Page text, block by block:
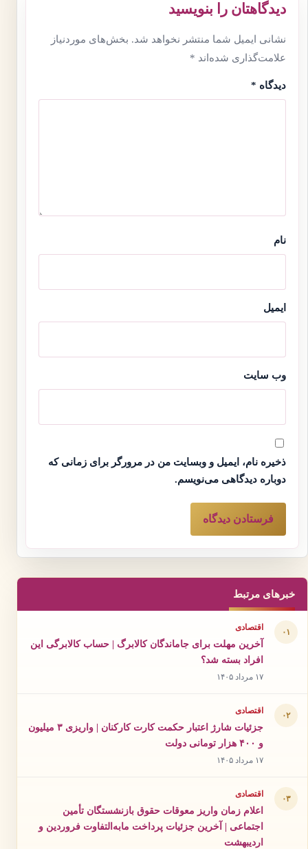
دیدگاهتان را بنویسید
نشانی ایمیل شما منتشر نخواهد شد. بخش‌های موردنیاز
علامت‌گذاری شده‌اند *
دیدگاه *
نام
ایمیل
وب‌ سایت
ذخیره نام، ایمیل و وبسایت من در مرورگر برای زمانی که
دوباره دیدگاهی می‌نویسم.
خبرهای مرتبط
۰۱ اقتصادی
آخرین مهلت برای جاماندگان کالابرگ | حساب کالابرگی این
افراد بسته شد؟
۱۷ مرداد ۱۴۰۵
۰۲ اقتصادی
جزئیات شارژ اعتبار حکمت کارت کارکنان | واریزی ۳ میلیون
و ۴۰۰ هزار تومانی دولت
۱۷ مرداد ۱۴۰۵
۰۳ اقتصادی
اعلام زمان واریز معوقات حقوق بازنشستگان تأمین
اجتماعی | آخرین جزئیات پرداخت مابه‌التفاوت فروردین و
اردیبهشت